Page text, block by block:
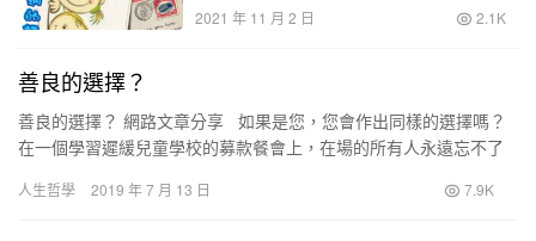
2021 年 11 月 2 日 2.1K
善良的選擇？
善良的選擇？ 網路文章分享 如果是您，您會作出同樣的選擇嗎？
在一個學習遲緩兒童學校的募款餐會上，在場的所有人永遠忘不了
人生哲學 2019 年 7 月 13 日 7.9K